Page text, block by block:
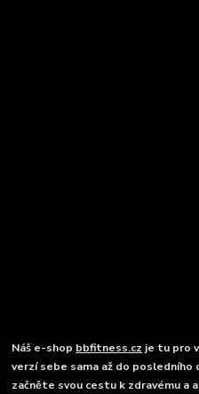
Náš e-shop bbfitness.cz je tu pro
verzí sebe sama až do
začněte svou cestu k zdravému a